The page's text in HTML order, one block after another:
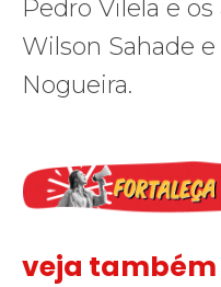
Pedro Vilela e
Wilson Sahade
Nogueira.
veja também